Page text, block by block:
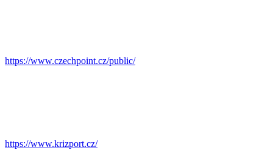
https://www.czechpoint.cz/public/
https://www.krizport.cz/